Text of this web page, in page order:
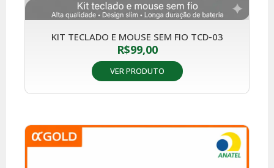
KIT TECLADO E MOUSE SEM FIO TCD-03
R$99,00
VER PRODUTO